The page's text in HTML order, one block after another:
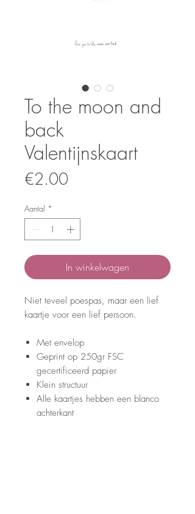
To the moon and
back
Valentijnskaart
€2.00Prijs
Aantal *
In winkelwagen
Niet teveel poespas, maar een lief
kaartje voor een lief persoon.
Met envelop
Geprint op 250gr FSC
gecertificeerd papier
Klein structuur
Alle kaartjes hebben een blanco
achterkant